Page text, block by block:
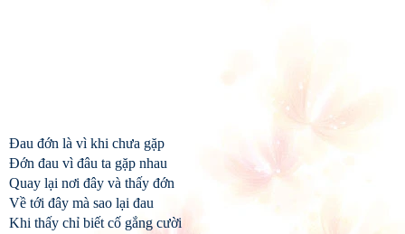
Đau đớn là vì khi chưa gặp
Đớn đau vì đâu ta gặp nhau
Quay lại nơi đây và thấy đớn
Về tới đây mà sao lại đau
Khi thấy chỉ biết cố gắng cười